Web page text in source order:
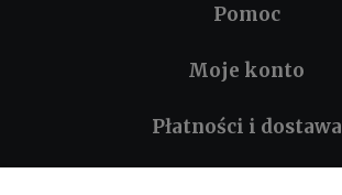
Pomoc
Moje konto
Płatności i dostawa